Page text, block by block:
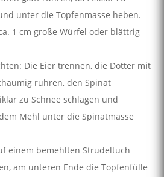
unter die Topfenmasse heben.
1 cm große Würfel oder blättrig
Die Eier trennen, die Dotter mit
rühren, den Spinat
zu Schnee schlagen und
Mehl unter die Spinatmasse
einem bemehlten Strudeltuch
am unteren Ende die Topfenfülle